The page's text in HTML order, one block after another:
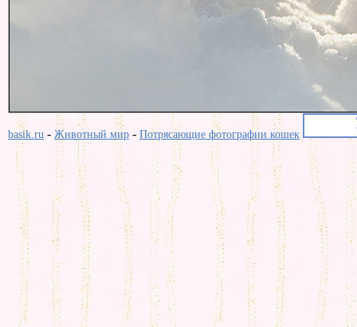
basik.ru - Животный мир - Потрясающие фотографии кошек